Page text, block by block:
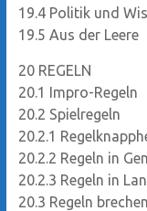
19.4 Politik und
19.5 Aus der Leere
20 REGELN
20.1 Impro-Regeln
20.2 Spielregeln
20.2.1
20.2.2 Regeln in
20.2.3 Regeln in
20.3 Regeln brechen